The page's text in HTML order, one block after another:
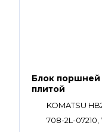
Блок поршней
плитой
KOMATSU
708-2L-